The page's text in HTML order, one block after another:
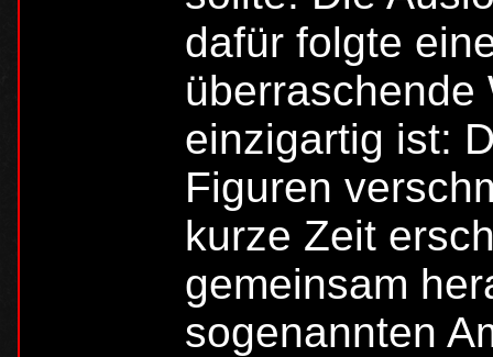
dafür folgte
überraschende
einzigartig ist:
Figuren
kurze Zeit
gemeinsam
sogenannten